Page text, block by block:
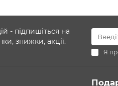
- підпишіться на
знижки, акції.
Я